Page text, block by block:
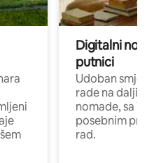
Digitalni
putnici
Udoban
rade na
nomade, sa
posebnim
rad.